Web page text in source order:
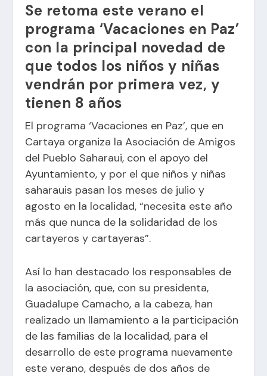
Se retoma este verano el
programa ‘Vacaciones en Paz’
con la principal novedad de
que todos los niños y niñas
vendrán por primera vez, y
tienen 8 años
El programa ‘Vacaciones en Paz’, que en
Cartaya organiza la Asociación de Amigos
del Pueblo Saharaui, con el apoyo del
Ayuntamiento, y por el que niños y niñas
saharauis pasan los meses de julio y
agosto en la localidad, “necesita este año
más que nunca de la solidaridad de los
cartayeros y cartayeras”.
Así lo han destacado los responsables de
la asociación, que, con su presidenta,
Guadalupe Camacho, a la cabeza, han
realizado un llamamiento a la participación
de las familias de la localidad, para el
desarrollo de este programa nuevamente
este verano, después de dos años de